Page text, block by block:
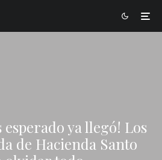
esperado ya llegó! Los
de Hacienda Santo